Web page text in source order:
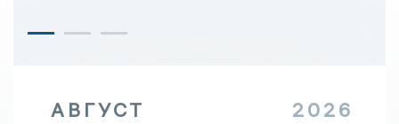
АВГУСТ 2026